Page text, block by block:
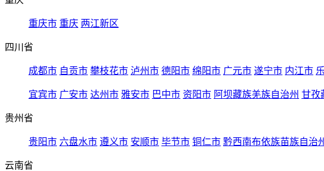
重庆市 重庆 两江新区
四川省
成都市 自贡市 攀枝花市 泸州市 德阳市 绵阳市 广元市 遂宁市 内江市
宜宾市 广安市 达州市 雅安市 巴中市 资阳市 阿坝藏族羌族自治州 甘孜
贵州省
贵阳市 六盘水市 遵义市 安顺市 毕节市 铜仁市 黔西南布依族苗族自治
云南省